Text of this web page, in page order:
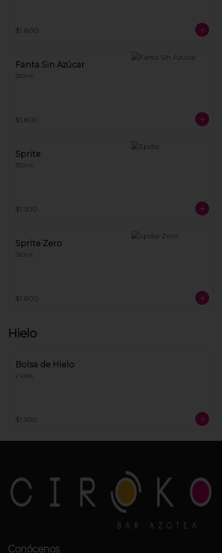
$1.800
Fanta Sin Azúcar
350ml.
$1.800
Sprite
350ml.
$1.500
Sprite Zero
350ml.
$1.800
Hielo
Bolsa de Hielo
2 kilos.
$1.500
Conócenos